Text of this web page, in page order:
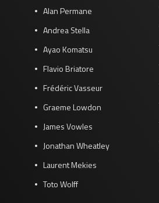
Alan Permane
Andrea Stella
Ayao Komatsu
Flavio Briatore
Frédéric Vasseur
Graeme Lowdon
James Vowles
Jonathan Wheatley
Laurent Mekies
Toto Wolff